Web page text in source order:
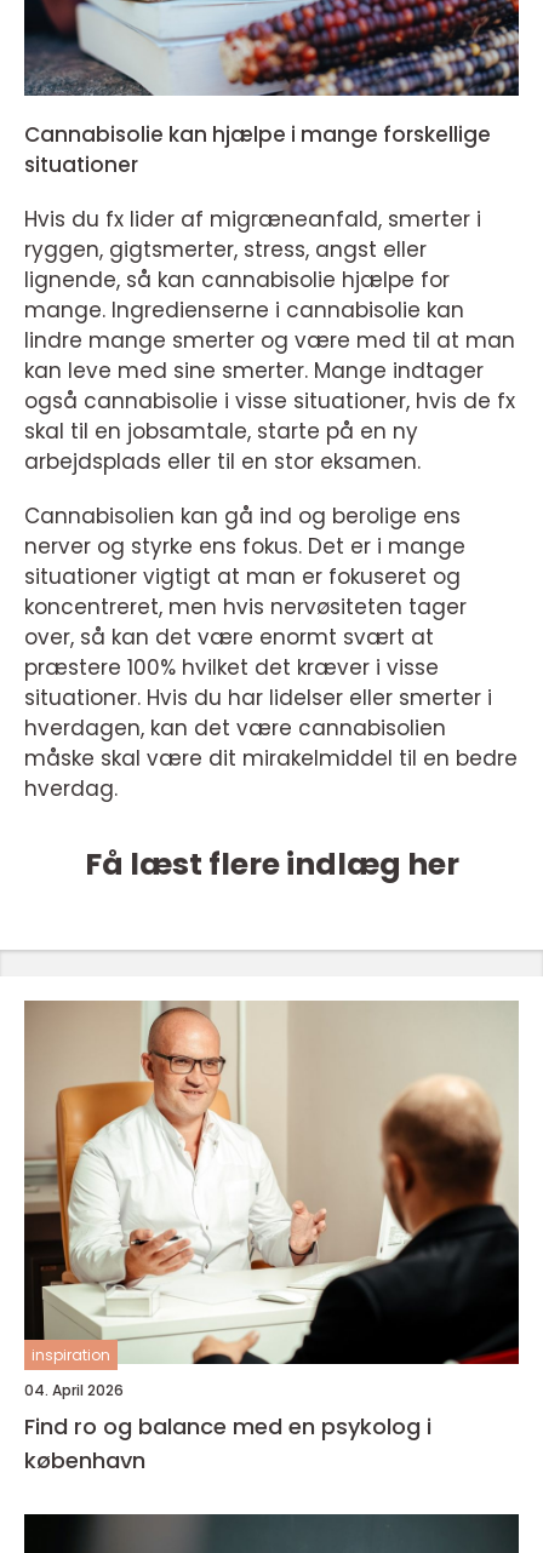
Cannabisolie kan hjælpe i mange forskellige
situationer
Hvis du fx lider af migræneanfald, smerter i
ryggen, gigtsmerter, stress, angst eller
lignende, så kan cannabisolie hjælpe for
mange. Ingredienserne i cannabisolie kan
lindre mange smerter og være med til at man
kan leve med sine smerter. Mange indtager
også cannabisolie i visse situationer, hvis de fx
skal til en jobsamtale, starte på en ny
arbejdsplads eller til en stor eksamen.
Cannabisolien kan gå ind og berolige ens
nerver og styrke ens fokus. Det er i mange
situationer vigtigt at man er fokuseret og
koncentreret, men hvis nervøsiteten tager
over, så kan det være enormt svært at
præstere 100% hvilket det kræver i visse
situationer. Hvis du har lidelser eller smerter i
hverdagen, kan det være cannabisolien
måske skal være dit mirakelmiddel til en bedre
hverdag.
Få læst flere indlæg her
inspiration
04. April 2026
Find ro og balance med en psykolog i
københavn